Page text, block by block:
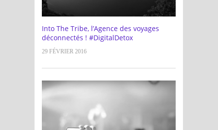
Into The Tribe, l’Agence des voyages
déconnectés ! #DigitalDetox
29 FÉVRIER 2016